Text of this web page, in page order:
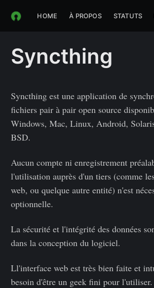
HOME À PROPOS STATUTS
Syncthing
Syncthing est une application de
fichiers pair à pair open source
Windows, Mac, Linux, Android,
BSD.
Aucun compte ni enregistrement
l'utilisation auprès d'un tiers (comme
web, ou quelque autre entité) n'est
optionnelle.
La sécurité et l'intégrité des données
dans la conception du logiciel.
Ll'interface web est très bien faite et
besoin d'être un geek fini pour l'utiliser.